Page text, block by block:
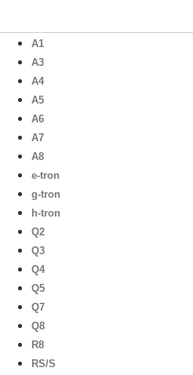
A1
A3
A4
A5
A6
A7
A8
e-tron
g-tron
h-tron
Q2
Q3
Q4
Q5
Q7
Q8
R8
RS/S